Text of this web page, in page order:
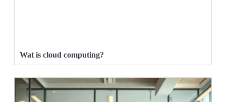
Wat is cloud computing?